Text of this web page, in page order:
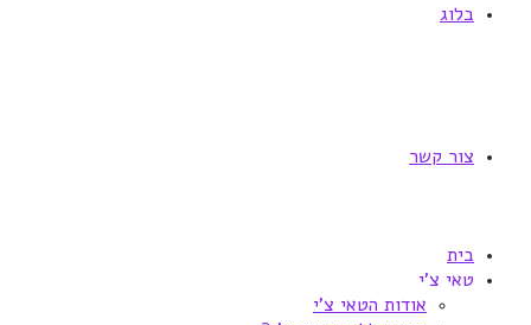
בלוג
צור קשר
בית
טאי צ'י
אודות הטאי צ'י